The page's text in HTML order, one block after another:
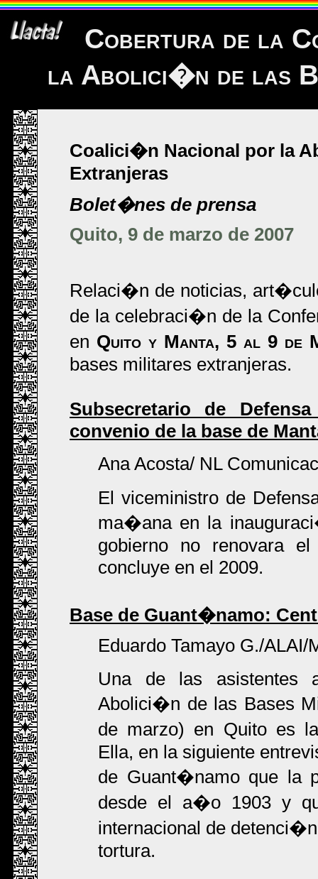
Cobertura de la
la Abolici�n de las
Coalici�n Nacional por la
Extranjeras
Bolet�nes de prensa
Quito, 9 de marzo de 2007
Relaci�n de noticias,
de la celebraci�n de la
en Quito y Manta, 5 al 9 de
bases militares extranjeras.
Subsecretario de
convenio de la base de
Ana Acosta/ NL
El viceministro de
ma�ana en la
gobierno no renovara
concluye en el 2009.
Base de Guant�namo:
Eduardo Tamayo G./
Una de las asistentes
Abolici�n de las Bases
de marzo) en Quito es
Ella, en la siguiente
de Guant�namo que la
desde el a�o 1903 y
internacional de
tortura.